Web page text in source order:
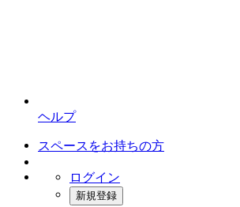
ヘルプ
スペースをお持ちの方
ログイン
新規登録